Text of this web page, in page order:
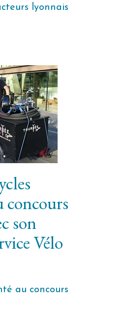
lyonnais
concours
son
Vélo
au concours